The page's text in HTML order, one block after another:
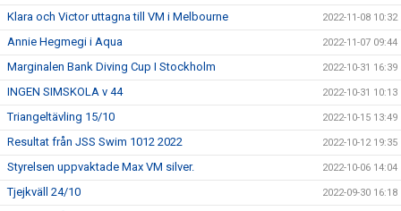
Klara och Victor uttagna till VM i Melbourne 2022-11-08 10:32
Annie Hegmegi i Aqua 2022-11-07 09:44
Marginalen Bank Diving Cup I Stockholm 2022-10-31 16:39
INGEN SIMSKOLA v 44 2022-10-31 10:13
Triangeltävling 15/10 2022-10-15 13:49
Resultat från JSS Swim 1012 2022 2022-10-12 19:35
Styrelsen uppvaktade Max VM silver. 2022-10-06 14:04
Tjejkväll 24/10 2022-09-30 16:18